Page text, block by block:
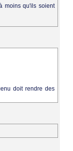
moins qu'ils soient
doit rendre des